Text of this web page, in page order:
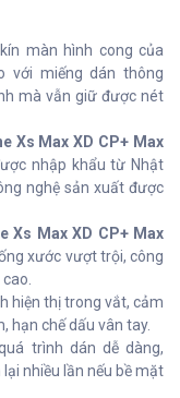
màn hình cong của
với miếng dán thông
mà vẫn giữ được nét
Xs Max XD CP+ Max
nhập khẩu từ Nhật
nghệ sản xuất được
Xs Max XD CP+ Max
xước vượt trội, công
hiện thị trong vắt, cảm
hạn chế dấu vân tay.
trình dán dễ dàng,
nhiều lần nếu bề mặt